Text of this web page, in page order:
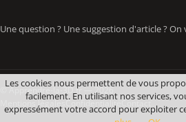
Une question ? Une suggestion d'article ?
© Apprendre-la-3D.fr — 2026
Mentions légalesConfidentialitéContact
Les cookies nous permettent de vous
facilement. En utilisant nos services,
expressément votre accord pour exploiter